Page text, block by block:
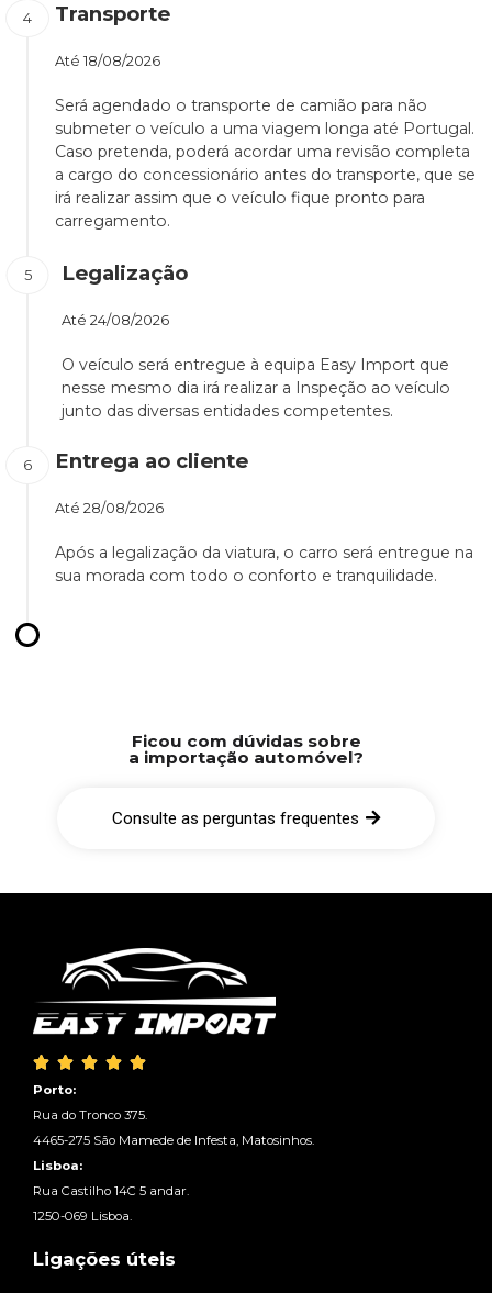
Transporte
Até 18/08/2026
Será agendado o transporte de camião para não
submeter o veículo a uma viagem longa até Portugal.
Caso pretenda, poderá acordar uma revisão completa
a cargo do concessionário antes do transporte, que se
irá realizar assim que o veículo fique pronto para
carregamento.
Legalização
Até 24/08/2026
O veículo será entregue à equipa Easy Import que
nesse mesmo dia irá realizar a Inspeção ao veículo
junto das diversas entidades competentes.
Entrega ao cliente
Até 28/08/2026
Após a legalização da viatura, o carro será entregue na
sua morada com todo o conforto e tranquilidade.
Ficou com dúvidas sobre
a importação automóvel?
Consulte as perguntas frequentes
    
Porto:
Rua do Tronco 375.
4465-275 São Mamede de Infesta, Matosinhos.
Lisboa:
Rua Castilho 14C 5 andar.
1250-069 Lisboa.
Ligações úteis